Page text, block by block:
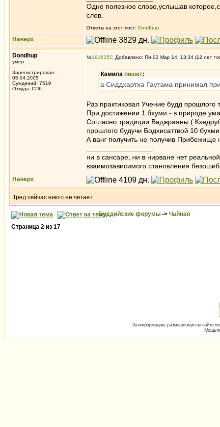
Одно полезное слово,услышав
слов.
Ответы на этот пост: Dondhup
Наверх
Dondhup
умер
Зарегистрирован:
05.04.2005
Суждений: 7519
Откуда: СПб
№191635 Добавлено: Пн 03 Мар 14, 13:34 (12 лет
Камила пишет:
а Сиддхартха Гаутама принимал
Раз практиковал Учение будд прошлого
При достижении 1 бхуми - в природе
Согласно традиции Ваджраяны (
прошлого будучи Бодхисаттвой 10
А ванг получить не получив Прибежище
ни в сансаре, ни в нирване нет
взаимозависимого становления
Наверх
Тред сейчас никто не читает.
Буддийские форумы -> Чайная
Страница 2 из 17
За информацию, размещённую на сайте
Мощь